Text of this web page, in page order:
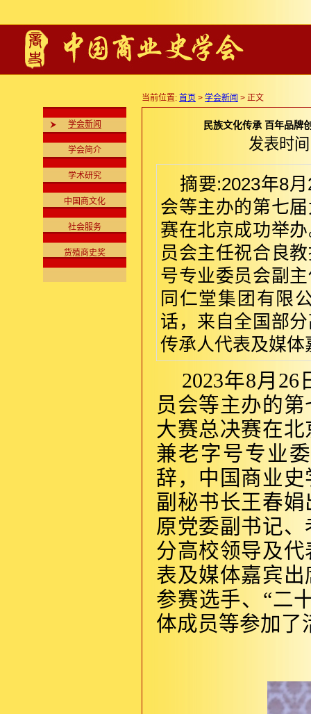
学会新闻
学会简介
学术研究
中国商文化
社会服务
货殖商史奖
当前位置: 首页 > 学会新闻 > 正文
民族文化传承 百年品
发表时
摘要:2023年8
会等主办的第七
赛在北京成功举
员会主任祝合良
号专业委员会副
同仁堂集团有限
话，来自全国部
传承人代表及媒
2023年8月
员会等主办的
大赛总决赛在
兼老字号专业
辞，中国商业
副秘书长王春
原党委副书记
分高校领导及
表及媒体嘉宾
参赛选手、“二
体成员等参加了